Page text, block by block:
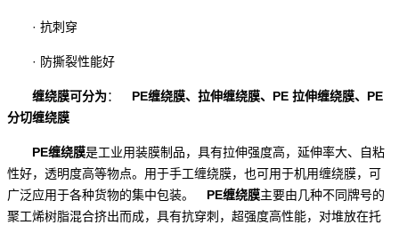
· 抗刺穿
· 防撕裂性能好
缠绕膜可分为： PE缠绕膜、拉伸缠绕膜、PE 拉伸缠绕膜、PE
分切缠绕膜
PE缠绕膜是工业用装膜制品，具有拉伸强度高，延伸率大、自粘
性好，透明度高等物点。用于手工缠绕膜，也可用于机用缠绕膜，可
广泛应用于各种货物的集中包装。 PE缠绕膜主要由几种不同牌号的
聚工烯树脂混合挤出而成，具有抗穿刺，超强度高性能，对堆放在托